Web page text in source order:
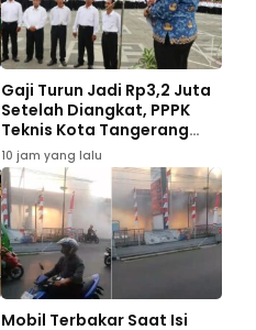
Gaji Turun Jadi Rp3,2 Juta
Setelah Diangkat, PPPK
Teknis Kota Tangerang
Minta Pemkot Perhatikan
Kesejahteraan
10 jam yang lalu
Mobil Terbakar Saat Isi